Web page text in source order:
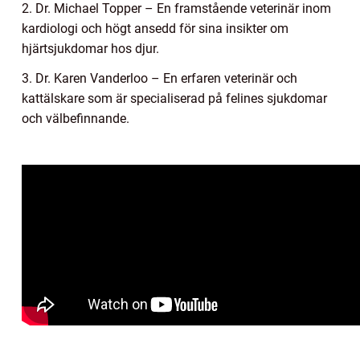
2. Dr. Michael Topper – En framstående veterinär inom
kardiologi och högt ansedd för sina insikter om
hjärtsjukdomar hos djur.
3. Dr. Karen Vanderloo – En erfaren veterinär och
kattälskare som är specialiserad på felines sjukdomar
och välbefinnande.